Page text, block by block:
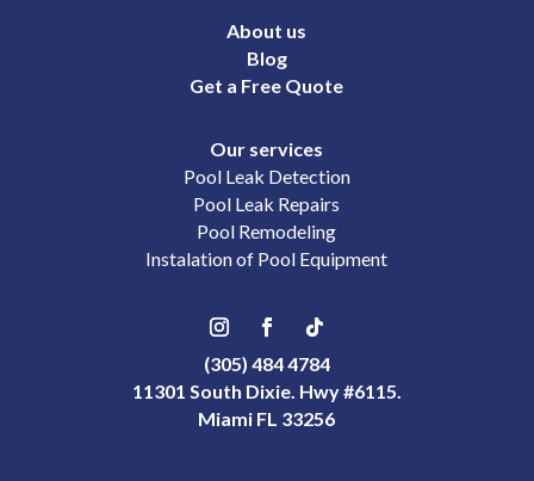
About us
Blog
Get a Free Quote
Our services
Pool Leak Detection
Pool Leak Repairs
Pool Remodeling
Instalation of Pool Equipment
(305) 484 4784
11301 South Dixie. Hwy #6115.
Miami FL 33256